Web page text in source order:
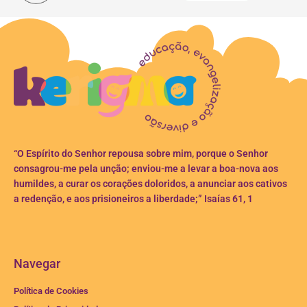
“O Espírito do Senhor repousa sobre mim, porque o Senhor
consagrou-me pela unção; enviou-me a levar a boa-nova aos
humildes, a curar os corações doloridos, a anunciar aos cativos
a redenção, e aos prisioneiros a liberdade;” Isaías 61, 1
Navegar
Política de Cookies